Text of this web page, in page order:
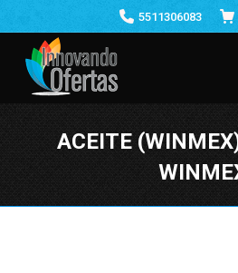
5511306083
ACEITE